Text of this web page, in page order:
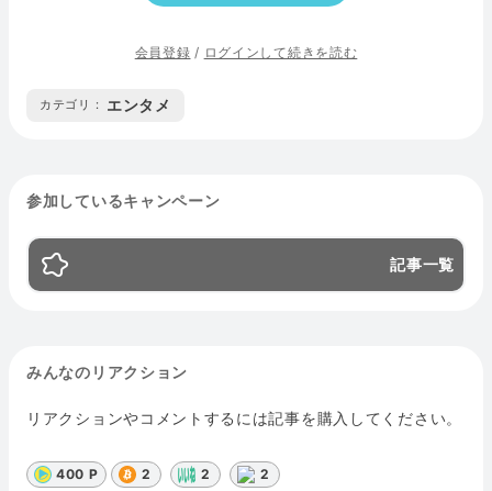
会員登録 / ログインして続きを読む
カテゴリ : エンタメ
参加しているキャンペーン
記事一覧
みんなのリアクション
リアクションやコメントするには記事を購入してください。
400 P 2 2 2